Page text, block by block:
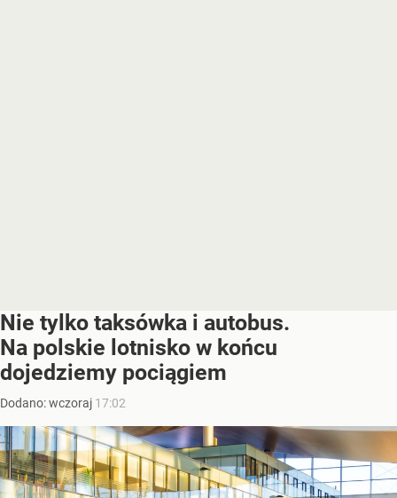
Nie tylko taksówka i autobus.
Na polskie lotnisko w końcu
dojedziemy pociągiem
Dodano:wczoraj 17:02